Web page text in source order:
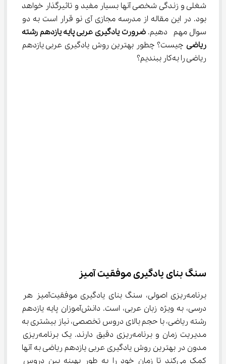
شغلی و زندگی شخصی آنها بسیار مفید و تاثیرگذار خواهد
بود. در این مقاله از مدرسه مجازی آی نو قرار است به دو
سوال مهم  دهیم. ضرورت یادگیری عربی پایه یازدهم رشته
ریاضی چیست؟ چطور بهترین روش یادگیری عربی یازدهم
ریاضی را به‌کار ببندیم؟
سنگ بنای یادگیری موفقیت ‌آمیز
برنامه‌ریزی اصولی، سنگ بنای یادگیری موفقیت‌آمیز هر
درسی، به ویژه زبان عربی، است. دانش‌آموزان پایه یازدهم
رشته ریاضی، با حجم بالای دروس تخصصی، نیاز بیشتری به
مدیریت زمان و برنامه‌ریزی دقیق دارند. یک برنامه‌ریزی
مدون در بهترین روش یادگیری عربی یازدهم ریاضی به آنها
کمک می‌کند تا زمان خود را به طور بهینه بین دروس